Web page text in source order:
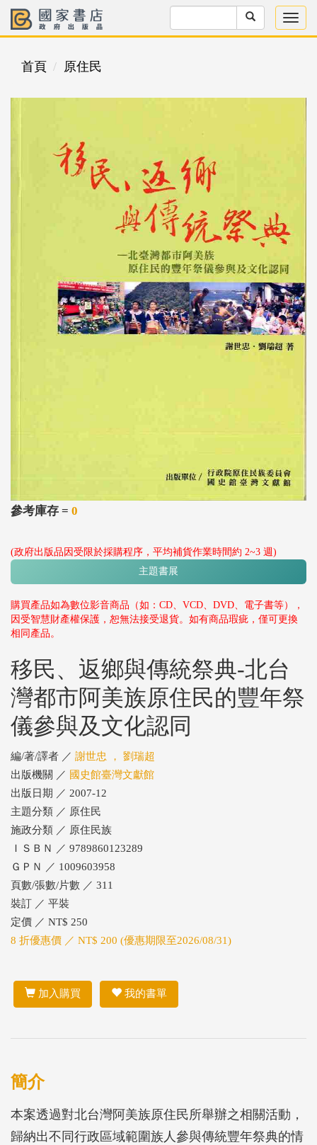
首頁 原住民
參考庫存 = 0
(政府出版品因受限於採購程序，平均補貨作業時間約 2~3 週)
主題書展
購買產品如為數位影音商品（如：CD、VCD、DVD、電子書等），
因受智慧財產權保護，恕無法接受退貨。如有商品瑕疵，僅可更換
相同產品。
移民、返鄉與傳統祭典-北台
灣都市阿美族原住民的豐年祭
儀參與及文化認同
編/著/譯者 ／ 謝世忠 ， 劉瑞超
出版機關 ／ 國史館臺灣文獻館
出版日期 ／ 2007-12
主題分類 ／ 原住民
施政分類 ／ 原住民族
ＩＳＢＮ ／ 9789860123289
ＧＰＮ ／ 1009603958
頁數/張數/片數 ／ 311
裝訂 ／ 平裝
定價 ／ NT$ 250
8 折優惠價 ／ NT$ 200 (優惠期限至2026/08/31)
加入購買 我的書單
簡介
本案透過對北台灣阿美族原住民所舉辦之相關活動，
歸納出不同行政區域範圍族人參與傳統豐年祭典的情